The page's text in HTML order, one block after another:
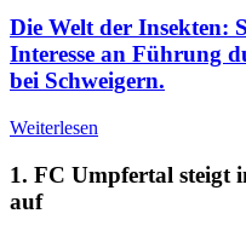
Die Welt der Insekten:
Interesse an Führung
bei Schweigern.
Weiterlesen
1. FC Umpfertal steigt
auf